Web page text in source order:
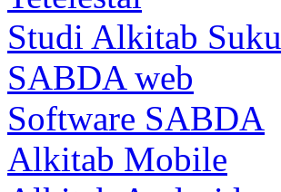
Studi Alkitab Suku
SABDA web
Software SABDA
Alkitab Mobile